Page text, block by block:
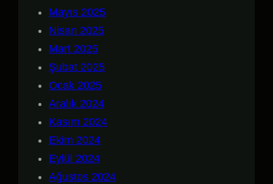
Mayıs 2025
Nisan 2025
Mart 2025
Şubat 2025
Ocak 2025
Aralık 2024
Kasım 2024
Ekim 2024
Eylül 2024
Ağustos 2024